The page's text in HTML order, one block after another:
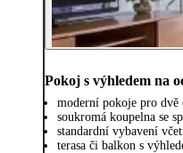
Pokoj s výhledem na
moderní pokoje pro
soukromá koupelna se
standardní vybavení
terasa či balkon s